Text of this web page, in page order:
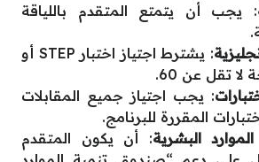
: يجب أن يتمتع المتقدم باللياقة
: يشترط اجتياز اختبار STEP أو
لا تقل عن 60.
: يجب اجتياز جميع المقابلات
المقررة للبرنامج.
البشرية: أن يكون المتقدم